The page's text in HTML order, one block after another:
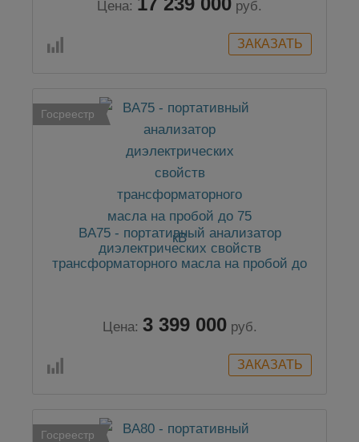
Цена: руб.
Госреестр
BA75 - портативный анализатор
диэлектрических свойств
трансформаторного масла на пробой до
Цена: 3 399 000 руб.
Госреестр